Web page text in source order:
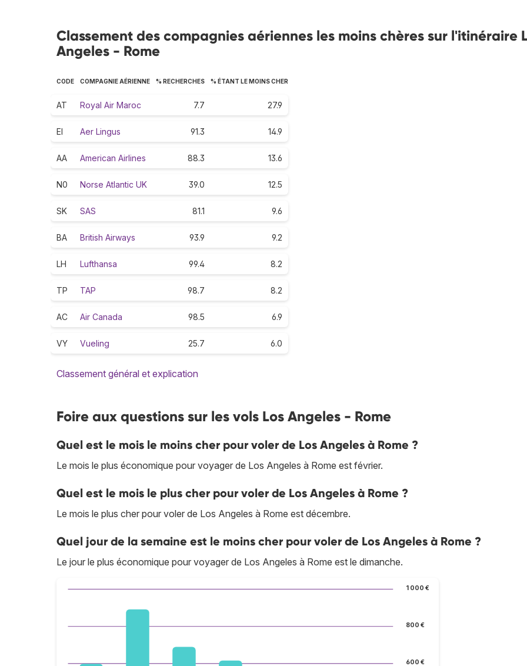
Classement des compagnies aériennes les moins chères sur l'itinéraire
Angeles - Rome
CODE COMPAGNIE AÉRIENNE % RECHERCHES % ÉTANT LE MOINS CHER
AT Royal Air Maroc 7.7 27.9
EI Aer Lingus 91.3 14.9
AA American Airlines 88.3 13.6
N0 Norse Atlantic UK 39.0 12.5
SK SAS 81.1 9.6
BA British Airways 93.9 9.2
LH Lufthansa 99.4 8.2
TP TAP 98.7 8.2
AC Air Canada 98.5 6.9
VY Vueling 25.7 6.0
Classement général et explication
Foire aux questions sur les vols Los Angeles - Rome
Quel est le mois le moins cher pour voler de Los Angeles à Rome ?
Le mois le plus économique pour voyager de Los Angeles à Rome est février.
Quel est le mois le plus cher pour voler de Los Angeles à Rome ?
Le mois le plus cher pour voler de Los Angeles à Rome est décembre.
Quel jour de la semaine est le moins cher pour voler de Los Angeles à Rome ?
Le jour le plus économique pour voyager de Los Angeles à Rome est le dimanche.
600 €
800 €
1 000 €